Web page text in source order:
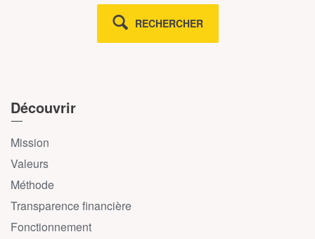
RECHERCHER
Découvrir
Mission
Valeurs
Méthode
Transparence financière
Fonctionnement